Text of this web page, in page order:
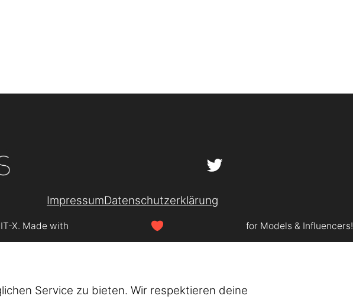
ImpressumDatenschutzerklärung
X. Made with for Models & Influencers!
Service zu bieten. Wir respektieren deine